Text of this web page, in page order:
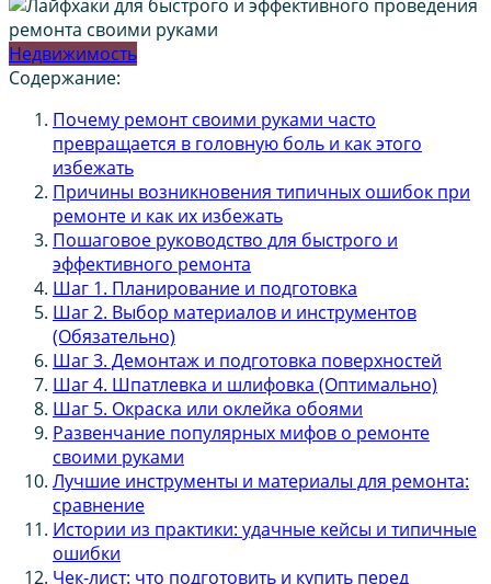
Недвижимость
Содержание:
Почему ремонт своими руками часто
превращается в головную боль и как этого
избежать
Причины возникновения типичных ошибок при
ремонте и как их избежать
Пошаговое руководство для быстрого и
эффективного ремонта
Шаг 1. Планирование и подготовка
Шаг 2. Выбор материалов и инструментов
(Обязательно)
Шаг 3. Демонтаж и подготовка поверхностей
Шаг 4. Шпатлевка и шлифовка (Оптимально)
Шаг 5. Окраска или оклейка обоями
Развенчание популярных мифов о ремонте
своими руками
Лучшие инструменты и материалы для ремонта:
сравнение
Истории из практики: удачные кейсы и типичные
ошибки
Чек-лист: что подготовить и купить перед